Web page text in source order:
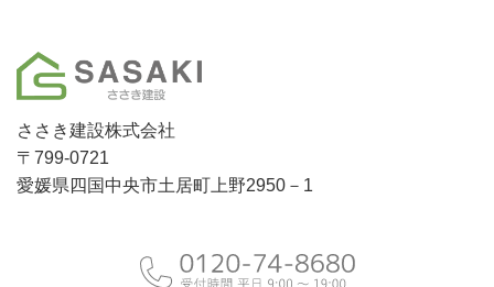
ささき建設株式会社
〒799-0721
愛媛県四国中央市土居町上野2950－1